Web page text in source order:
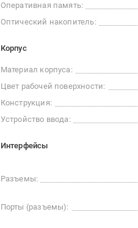
Оперативная память:
Оптический накопитель:
Корпус
Материал корпуса:
Цвет рабочей поверхности:
Конструкция:
Устройство ввода:
Интерфейсы
Разъемы:
Порты (разъемы):